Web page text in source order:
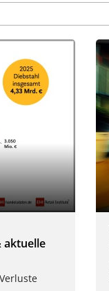
aktuelle